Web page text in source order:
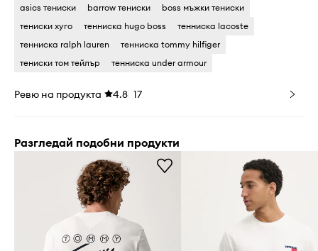
asics тениски
barrow тениски
boss мъжки тениски
тениски хуго
тенниска hugo boss
тенниска lacoste
тенниска ralph lauren
тенниска tommy hilfiger
тениски том тейлър
тенниска under armour
Ревю на продукта 4.8 17
Разгледай подобни продукти